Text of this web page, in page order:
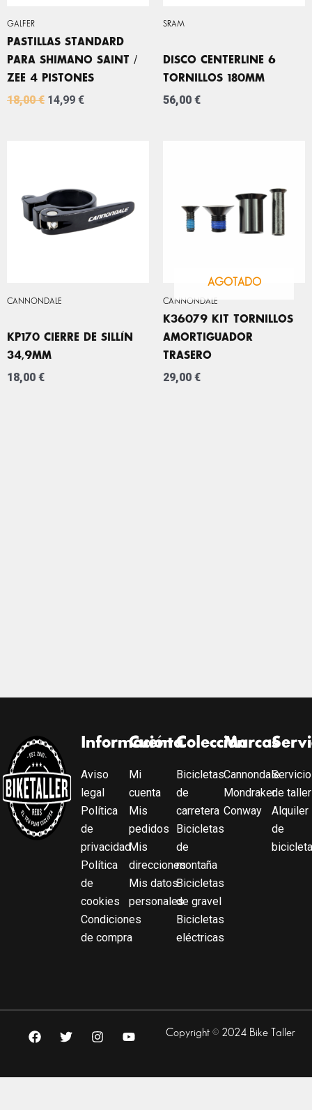
GALFER
PASTILLAS STANDARD
PARA SHIMANO SAINT /
ZEE 4 PISTONES
18,00€ 14,99 €
SRAM
DISCO CENTERLINE 6
TORNILLOS 180MM
56,00 €
CANNONDALE
KP170 CIERRE DE SILLÍN
34,9MM
18,00 €
AGOTADO
CANNONDALE
K36079 KIT TORNILLOS
AMORTIGUADOR
TRASERO
29,00 €
Información
Aviso
legal
Política
de
privacidad
Política
de
cookies
Condiciones
de compra
Cuenta
Mi
cuenta
Mis
pedidos
Mis
direcciones
Mis datos
personales
Colección
Bicicletas
de
carretera
Bicicletas
de
montaña
Bicicletas
de gravel
Bicicletas
eléctricas
Marcas
Cannondale
Mondraker
Conway
Servicio
de taller
Alquiler
de
Copyright © 2024 Bike Taller
F
a
b
T
w
t
I
n
a
o
u